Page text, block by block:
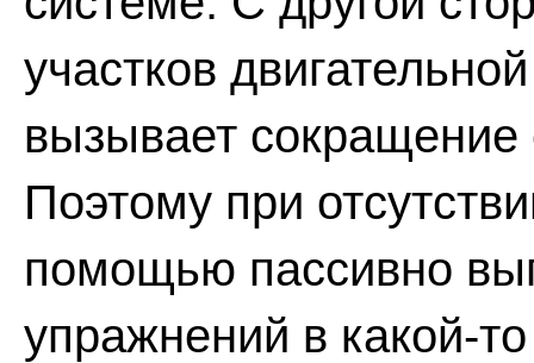
участков
вызывает
Поэтому при
помощью пассивно
упражнений в какой-